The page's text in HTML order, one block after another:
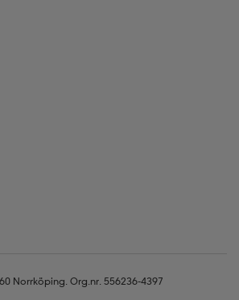
Norrköping. Org.nr. 556236-4397